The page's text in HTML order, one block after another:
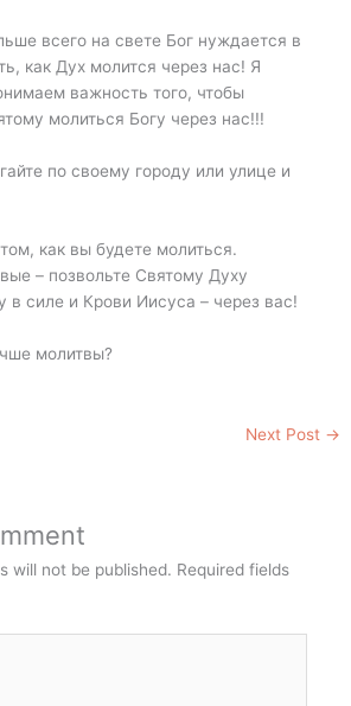
всего на свете Бог нуждается в
как Дух молится через нас! Я
важность того, чтобы
молиться Богу через нас!!!
по своему городу или улице и
как вы будете молиться.
– позвольте Святому Духу
в силе и Крови Иисуса – через вас!
молитвы?
Next Post →
will not be published. Required fields